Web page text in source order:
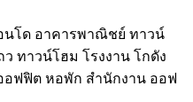
นโด อาคารพาณิชย์ ทาวน์
ทาวน์โฮม โรงงาน โกดัง
อฟฟิต หอพัก สำนักงาน ออฟ